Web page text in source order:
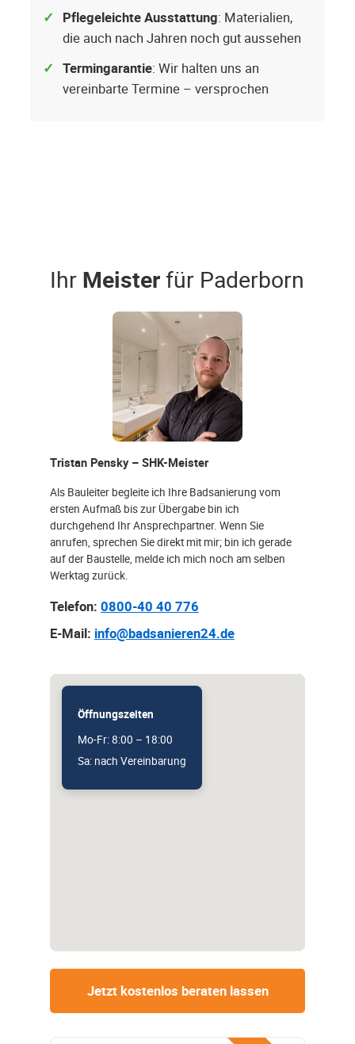
Pflegeleichte Ausstattung: Materialien,
die auch nach Jahren noch gut aussehen
Termingarantie: Wir halten uns an
vereinbarte Termine – versprochen
Ihr Meisterfür Paderborn
Tristan Pensky – SHK-Meister
Als Bauleiter begleite ich Ihre Badsanierung vom
ersten Aufmaß bis zur Übergabe bin ich
durchgehend Ihr Ansprechpartner. Wenn Sie
anrufen, sprechen Sie direkt mit mir; bin ich gerade
auf der Baustelle, melde ich mich noch am selben
Werktag zurück.
Telefon: 0800-40 40 776
E-Mail: info@badsanieren24.de
Öffnungszeiten
Mo-Fr: 8:00 – 18:00
Sa: nach Vereinbarung
Jetzt kostenlos beraten lassen